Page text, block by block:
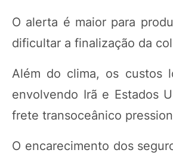
O alerta é maior para
dificultar a finalização da
Além do clima, os custos
envolvendo Irã e Estados
frete transoceânico
O encarecimento dos